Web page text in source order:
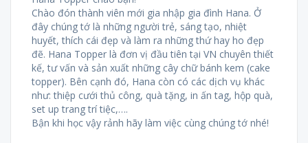
Chào đón thành viên mới gia nhập gia đình Hana. Ở
đây chúng tớ là những người trẻ, sáng tạo, nhiệt
huyết, thích cái đẹp và làm ra những thứ hay ho đẹp
đẽ. Hana Topper là đơn vị đầu tiên tại VN chuyên thiết
kế, tư vấn và sản xuất những cây chữ bánh kem (cake
topper). Bên cạnh đó, Hana còn có các dịch vụ khác
như: thiệp cưới thủ công, quà tặng, in ấn tag, hộp quà,
set up trang trí tiệc,….
Bận khi học vậy rảnh hãy làm việc cùng chúng tớ nhé!